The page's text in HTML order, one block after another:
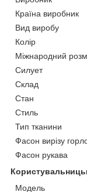
Країна виробник
Вид виробу
Колір
Міжнародний
Силует
Склад
Стан
Стиль
Тип тканини
Фасон вирізу
Фасон рукава
Модель